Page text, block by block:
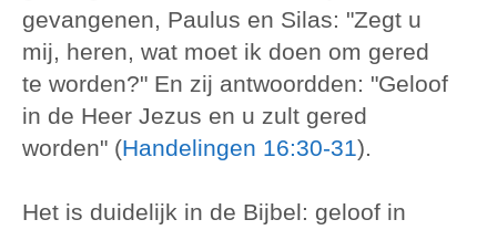
gevangenen, Paulus en Silas: "Zegt u
mij, heren, wat moet ik doen om gered
te worden?" En zij antwoordden: "Geloof
in de Heer Jezus en u zult gered
worden" (Handelingen 16:30-31).
Het is duidelijk in de Bijbel: geloof in